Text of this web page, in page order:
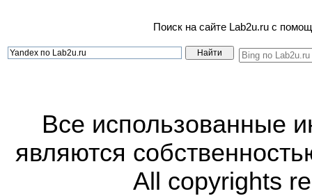
Поиск на сайте Lab2u.ru с
Все использованные
являются
All copyrights